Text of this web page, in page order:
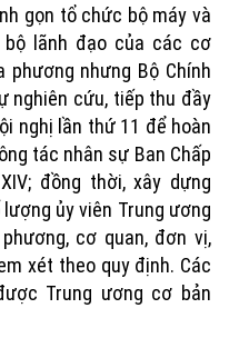
gọn tổ chức bộ máy và
lãnh đạo của các cơ
nhưng Bộ Chính
nghiên cứu, tiếp thu đầy
nghị lần thứ 11 để hoàn
tác nhân sự Ban Chấp
đồng thời, xây dựng
ủy viên Trung ương
cơ quan, đơn vị,
xét theo quy định. Các
Trung ương cơ bản